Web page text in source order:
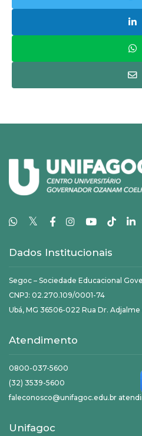
𝕏
Dados Institucionais
Segoc – Sociedade Educacional
CNPJ: 02.270.109/0001-74
Ubá, MG 36506-022 Rua Dr.
Atendimento
0800-037-5600
(32) 3539-5600
faleconosco@unifagoc.edu.br
Unifagoc